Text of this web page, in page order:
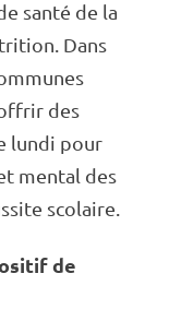
santé de la
Dans
des
lundi pour
mental des
scolaire.
de